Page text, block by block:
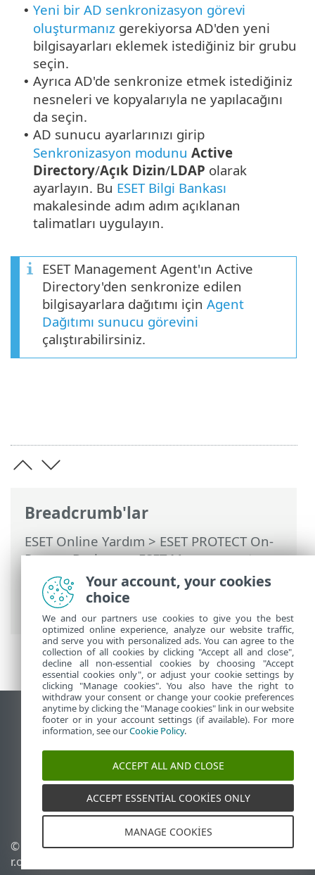
Breadcrumb'lar
ESET Online Yardım > ESET PROTECT On-
Prem>Başlayın>ESET Management
Agent Dağıtımı > Bilgisayarları Active
Directory senkronizasyonunu kullanarak
ekleme
• Yeni bir AD senkronizasyon görevi
oluşturmanız gerekiyorsa AD'den yeni
bilgisayarları eklemek istediğiniz bir grubu
seçin.
• Ayrıca AD'de senkronize etmek istediğiniz
nesneleri ve kopyalarıyla ne yapılacağını
da seçin.
• AD sunucu ayarlarınızı girip
Senkronizasyon modunu Active
Directory/Açık Dizin/LDAP olarak
ayarlayın. Bu ESET Bilgi Bankası
makalesinde adım adım açıklanan
talimatları uygulayın.
ESET Management Agent'ın Active
Directory'den senkronize edilen
bilgisayarlara dağıtımı için Agent
Dağıtımı sunucu görevini
çalıştırabilirsiniz.
Masaüstü sitesini görüntüle
End of Life
ESET Bilgi Bankası
ESET Status Portal
Bölgesel destek
© 1992 - 2026 ESET, spol. s
r.o. - Tüm hakları saklıdır.
Çerezleri yönet
Your account, your cookies
choice
We and our partners use cookies to give you the best
optimized online experience, analyze our website traffic,
and serve you with personalized ads. You can agree to the
collection of all cookies by clicking "Accept all and close",
decline all non-essential cookies by choosing "Accept
essential cookies only", or adjust your cookie settings by
clicking "Manage cookies". You also have the right to
withdraw your consent or change your cookie preferences
anytime by clicking the "Manage cookies" link in our website
footer or in your account settings (if available). For more
information, see ourCookie Policy.
ACCEPT ALL AND CLOSE
ACCEPT ESSENTIAL COOKIES ONLY
MANAGE COOKIES